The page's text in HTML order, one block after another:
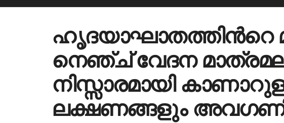
ഹൃദയാഘാതത്തിന്‍റെ
നെഞ്ച് വേദന
നിസ്സാരമായി
ലക്ഷണങ്ങളും